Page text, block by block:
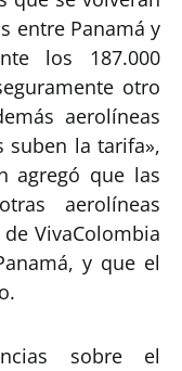
entre Panamá y
los 187.000
otro
aerolíneas
suben la tarifa»,
agregó que las
aerolíneas
VivaColombia
y que el
sobre el